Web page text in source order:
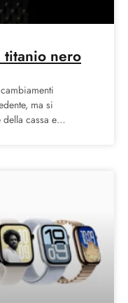
titanio nero
ma si
cassa e